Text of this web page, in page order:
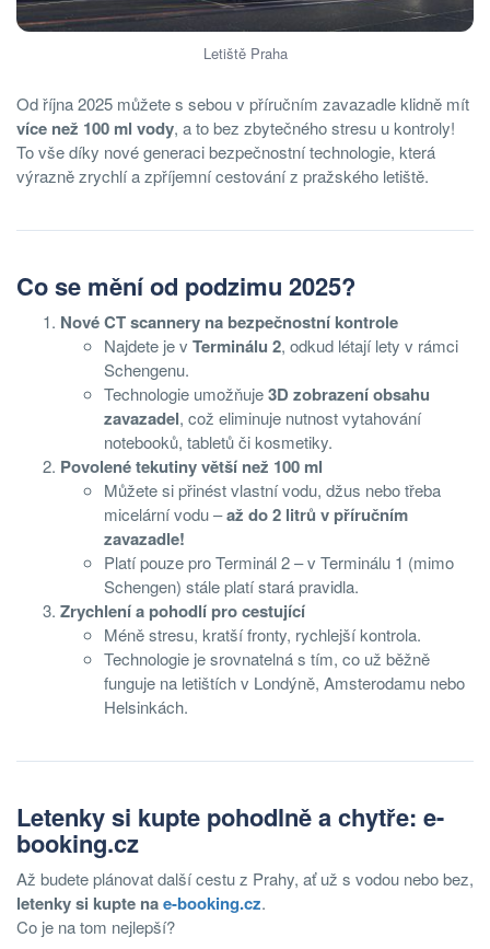
Letiště Praha
Od října 2025 můžete s sebou v příručním zavazadle klidně mít
více než 100 ml vody, a to bez zbytečného stresu u kontroly!
To vše díky nové generaci bezpečnostní technologie, která
výrazně zrychlí a zpříjemní cestování z pražského letiště.
Co se mění od podzimu 2025?
Nové CT scannery na bezpečnostní kontrole
Najdete je v Terminálu 2, odkud létají lety v rámci
Schengenu.
Technologie umožňuje3D zobrazení obsahu
zavazadel, což eliminuje nutnost vytahování
notebooků, tabletů či kosmetiky.
Povolené tekutiny větší než 100 ml
Můžete si přinést vlastní vodu, džus nebo třeba
micelární vodu –až do 2 litrů v příručním
zavazadle!
Platí pouze pro Terminál 2 – v Terminálu 1 (mimo
Schengen) stále platí stará pravidla.
Zrychlení a pohodlí pro cestující
Méně stresu, kratší fronty, rychlejší kontrola.
Technologie je srovnatelná s tím, co už běžně
funguje na letištích v Londýně, Amsterodamu nebo
Helsinkách.
Letenky si kupte pohodlně a chytře: e-
booking.cz
Až budete plánovat další cestu z Prahy, ať už s vodou nebo bez,
letenky si kupte nae-booking.cz.
Co je na tom nejlepší?